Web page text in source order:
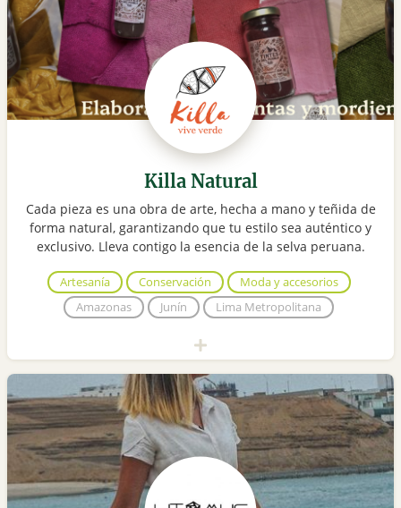
Killa Natural
Cada pieza es una obra de arte, hecha a mano y teñida de
forma natural, garantizando que tu estilo sea auténtico y
exclusivo. Lleva contigo la esencia de la selva peruana.
Artesanía Conservación
Moda y accesorios
Amazonas
Junín Lima Metropolitana